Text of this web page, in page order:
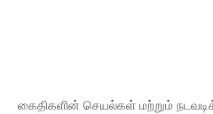
கைதிகளின் செயல்கள் மற்றும்